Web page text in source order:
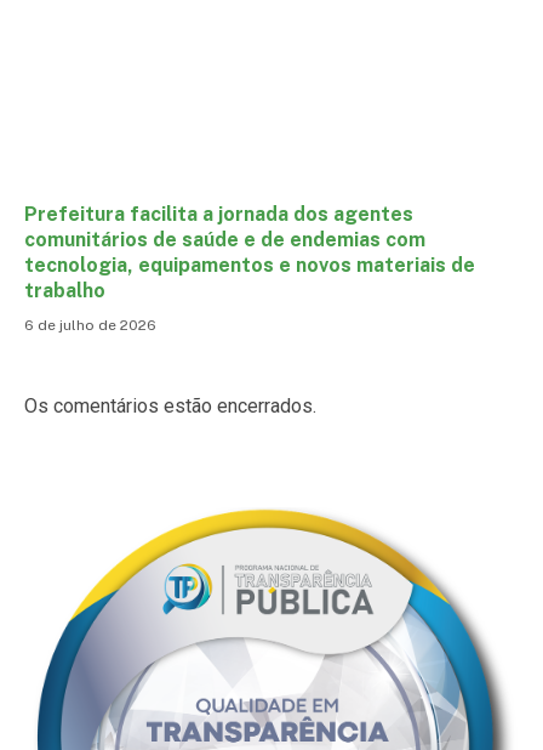
Prefeitura facilita a jornada dos agentes
comunitários de saúde e de endemias com
tecnologia, equipamentos e novos materiais de
trabalho
6 de julho de 2026
Os comentários estão encerrados.